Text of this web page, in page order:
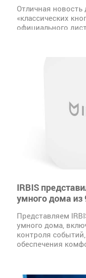
Отличная новость
«классических
официального
бюджетные
IRBIS
умного дома из
Представляем
умного дома,
контроля
обеспечения